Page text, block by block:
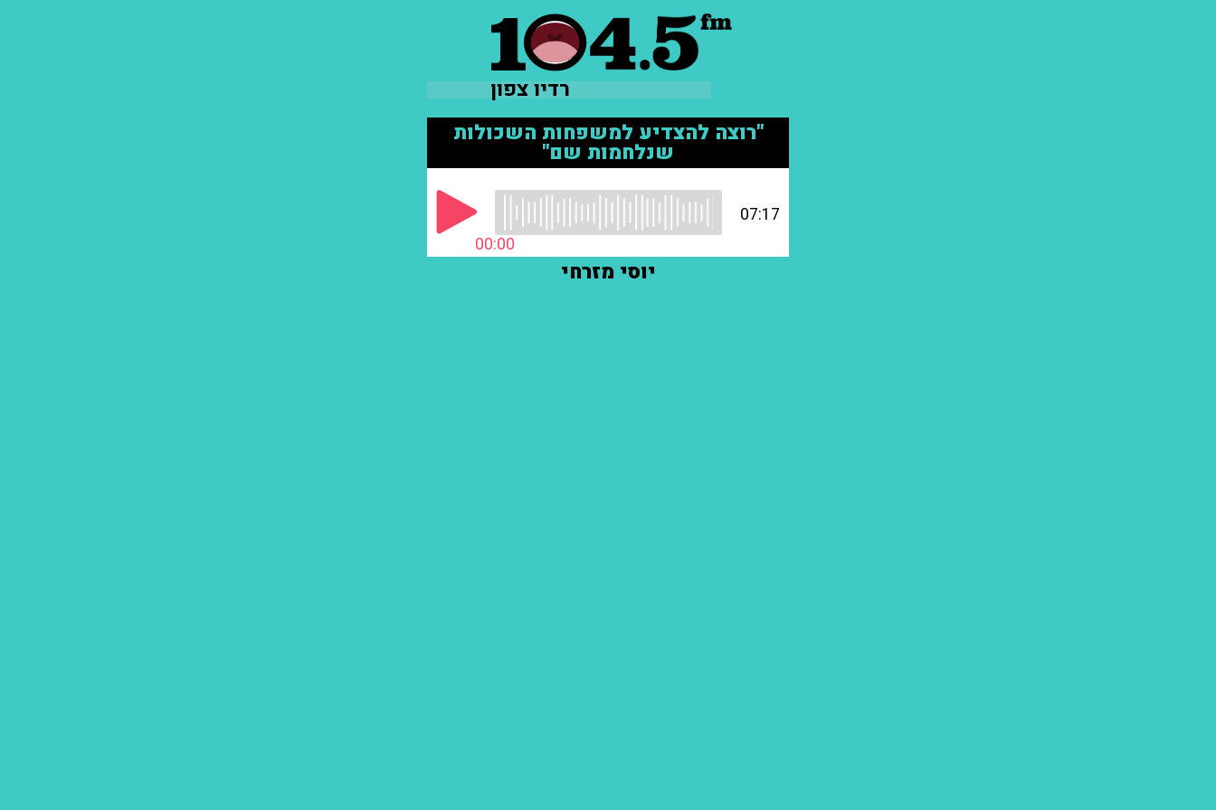
רדיו צפון
"רוצה להצדיע למשפחות השכולות
שנלחמות שם"
00:00
07:17
יוסי מזרחי